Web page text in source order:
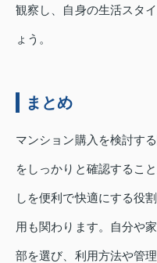
観察し、自身の生活スタ
ょう。
まとめ
マンション購入を検討す
をしっかりと確認するこ
しを便利で快適にする役
用も関わります。自分や
部を選び、利用方法や管